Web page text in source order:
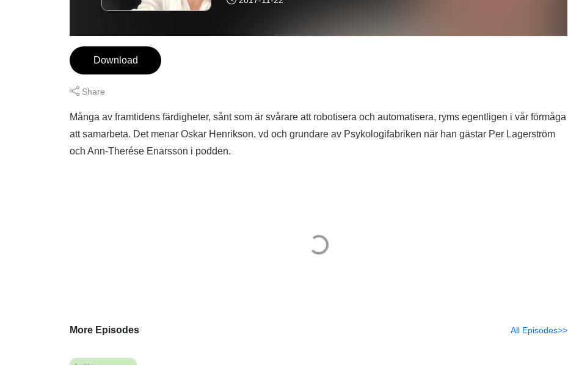
Download
Share
Många av framtidens färdigheter, sånt som är svårare att robotisera och automatisera, ryms egentligen i vår förmåga
att samarbeta. Det menar Oskar Henrikson, vd och grundare av Psykologifabriken när han gästar Per Lagerström
och Ann-Therése Enarsson i podden.
More Episodes All Episodes>>